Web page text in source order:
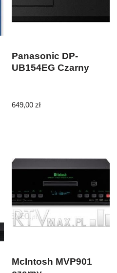
Panasonic DP-
UB154EG Czarny
649,00zł
McIntosh MVP901